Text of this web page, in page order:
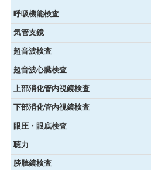
呼吸機能検査
気管支鏡
超音波検査
超音波心臓検査
上部消化管内視鏡検査
下部消化管内視鏡検査
眼圧・眼底検査
聴力
膀胱鏡検査